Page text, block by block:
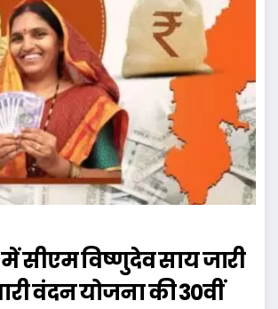
में सीएम विष्णुदेव साय जारी
वंदन योजना की 30वीं